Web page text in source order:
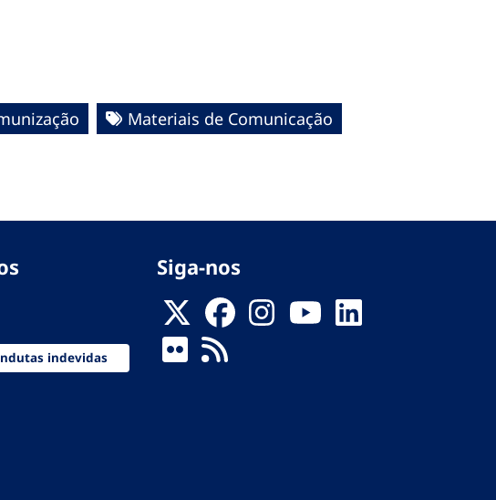
Materiais de Comunicação
indevidas
Siga-nos